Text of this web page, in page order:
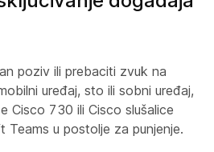
poziv ili prebaciti zvuk na
uređaj, sto ili sobni uređaj,
Cisco 730 ili Cisco slušalice
u postolje za punjenje.